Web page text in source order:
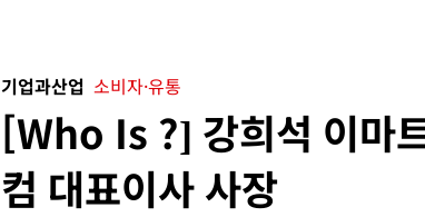
기업과산업 소비자·유통
[Who Is ?] 강희석 이마
컴 대표이사 사장